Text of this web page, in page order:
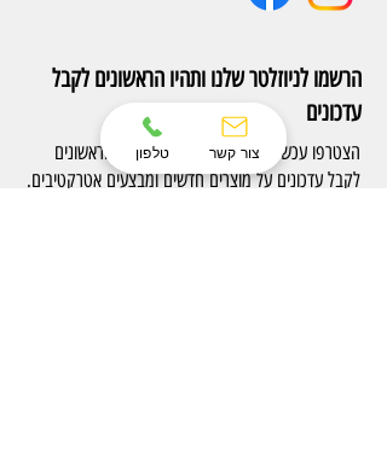
הרשמו לניוזלטר שלנו ותהיו הראשונים לקבל
עדכונים
הצטרפו עכשיו לניוזלטר של Eterno והיו הראשונים
לקבל עדכונים על מוצרים חדשים ומבצעים אטרקטיבים.
טלפון צור קשר